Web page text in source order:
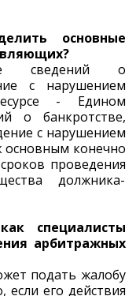
основные
сведений о
с нарушением
- Едином
о банкротстве,
с нарушением
основным конечно
проведения
должника-
специалисты
арбитражных
подать жалобу
его действия